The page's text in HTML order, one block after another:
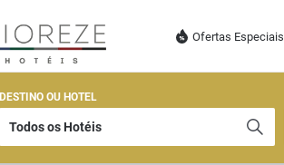
Ofertas Especiais
DESTINO OU HOTEL